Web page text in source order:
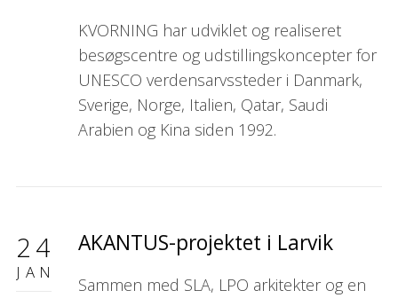
KVORNING har udviklet og realiseret
besøgscentre og udstillingskoncepter for
UNESCO verdensarvssteder i Danmark,
Sverige, Norge, Italien, Qatar, Saudi
Arabien og Kina siden 1992.
24
JAN
AKANTUS-projektet i Larvik
Sammen med SLA, LPO arkitekter og en